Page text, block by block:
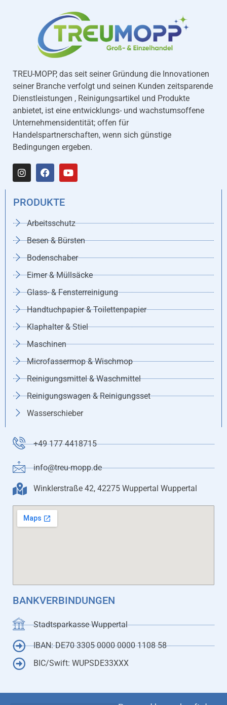
TREU-MOPP, das seit seiner Gründung die Innovationen
seiner Branche verfolgt und seinen Kunden zeitsparende
Dienstleistungen , Reinigungsartikel und Produkte
anbietet, ist eine entwicklungs- und wachstumsoffene
Unternehmensidentität; offen für
Handelspartnerschaften, wenn sich günstige
Bedingungen ergeben.
PRODUKTE
Arbeitsschutz
Besen & Bürsten
Bodenschaber
Eimer & Müllsäcke
Glass- & Fensterreinigung
Handtuchpapier & Toilettenpapier
Klaphalter & Stiel
Maschinen
Microfassermop & Wischmop
Reinigungsmittel & Waschmittel
Reinigungswagen & Reinigungsset
Wasserschieber
+49 177 4418715
info@treu-mopp.de
Winklerstraße 42, 42275 Wuppertal Wuppertal
BANKVERBINDUNGEN
Stadtsparkasse Wuppertal
IBAN: DE70 3305 0000 0000 1108 58
BIC/Swift: WUPSDE33XXX